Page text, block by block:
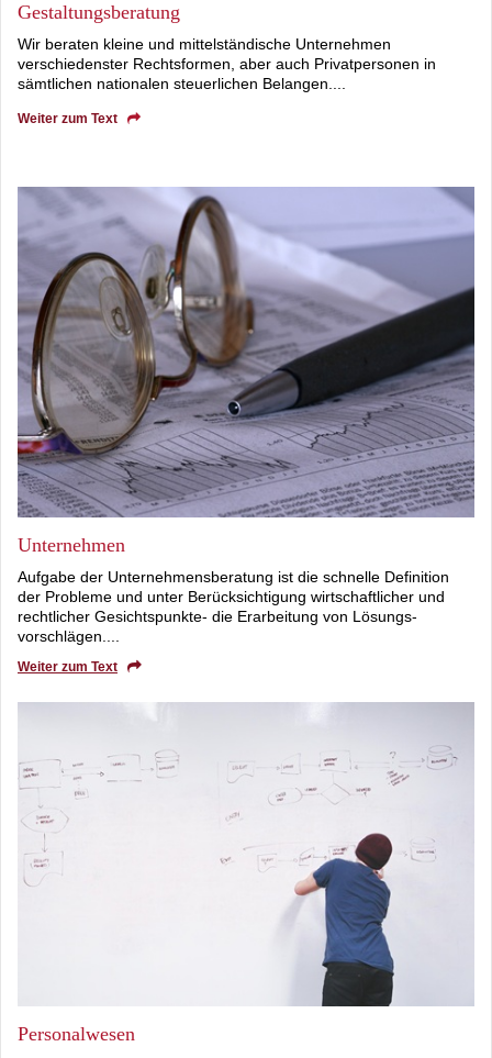
Gestaltungsberatung
Wir beraten kleine und mittelständische Unternehmen
verschiedenster Rechtsformen, aber auch Privatpersonen in
sämtlichen nationalen steuerlichen Belangen....
Weiter zum Text
Unternehmen
Aufgabe der Unternehmensberatung ist die schnelle Definition
der Probleme und unter Berücksichtigung wirtschaftlicher und
rechtlicher Gesichtspunkte- die Erarbeitung von Lösungs-
vorschlägen....
Weiter zum Text
Personalwesen